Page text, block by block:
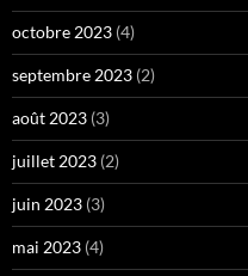
octobre 2023 (4)
septembre 2023 (2)
août 2023 (3)
juillet 2023 (2)
juin 2023 (3)
mai 2023 (4)